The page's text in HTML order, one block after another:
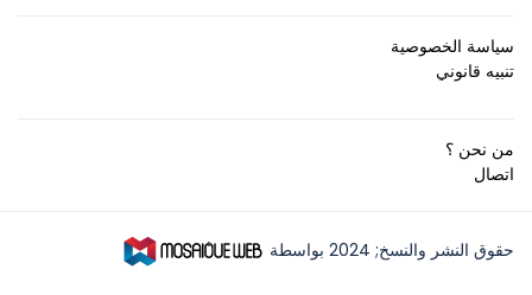
سياسة الخصوصية
تنبيه قانوني
من نحن ؟
اتصال
حقوق النشر والنسخ; 2024 بواسطة